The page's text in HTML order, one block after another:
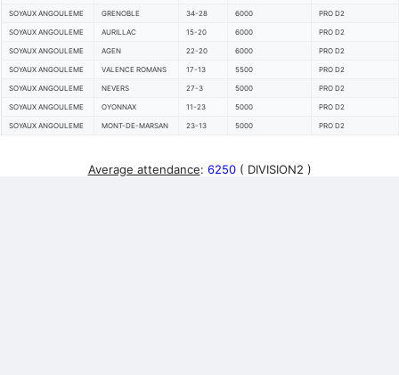
SOYAUX ANGOULEME GRENOBLE 34-28 6000 PRO D2
SOYAUX ANGOULEME AURILLAC 15-20 6000 PRO D2
SOYAUX ANGOULEME AGEN 22-20 6000 PRO D2
SOYAUX ANGOULEME VALENCE ROMANS 17-13 5500 PRO D2
SOYAUX ANGOULEME NEVERS 27-3 5000 PRO D2
SOYAUX ANGOULEME OYONNAX 11-23 5000 PRO D2
SOYAUX ANGOULEME MONT-DE-MARSAN 23-13 5000 PRO D2
Average attendance: 6250 ( DIVISION2 )